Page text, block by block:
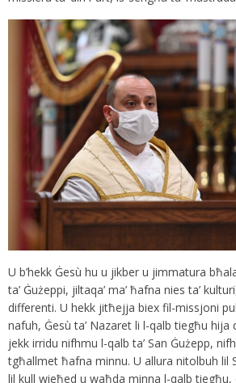
U b’hekk Ġesù hu u jikber u jimmatura
ta’ Ġużeppi, jiltaqa’ ma’ ħafna nies ta’
differenti. U hekk jitħejja biex fil-missjoni
nafuh, Ġesù ta’ Nazaret li l-qalb tiegħu hija
jekk irridu nifhmu l-qalb ta’ San Ġużepp,
tgħallmet ħafna minnu. U allura nitolbuh lil
lil kull wieħed u waħda minna l-qalb